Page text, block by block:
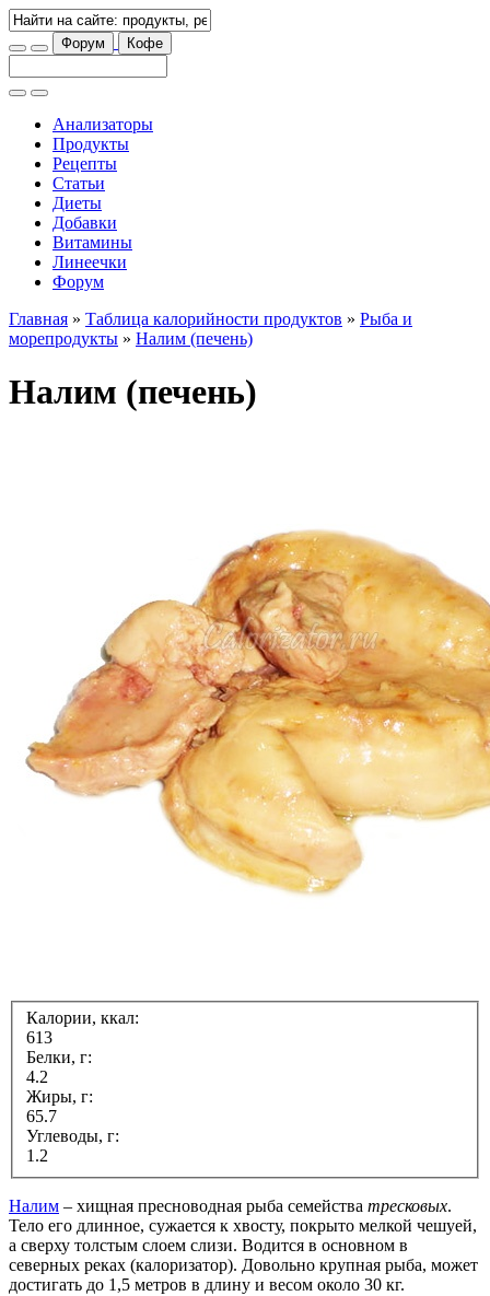
Форум Кофе
Анализаторы
Продукты
Рецепты
Статьи
Диеты
Добавки
Витамины
Линеечки
Форум
Главная » Таблица калорийности продуктов » Рыба и
морепродукты » Налим (печень)
Налим (печень)
Калории, ккал:
613
Белки, г:
4.2
Жиры, г:
65.7
Углеводы, г:
1.2
Налим – хищная пресноводная рыба семейства тресковых.
Тело его длинное, сужается к хвосту, покрыто мелкой чешуей,
а сверху толстым слоем слизи. Водится в основном в
северных реках (калоризатор). Довольно крупная рыба, может
достигать до 1,5 метров в длину и весом около 30 кг.